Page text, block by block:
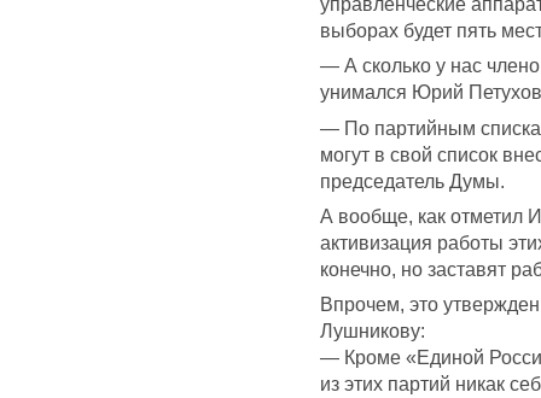
выборах будет пять
— А сколько у нас
унимался Юрий
— По партийным
могут в свой список
председатель Думы.
А вообще, как отметил
активизация работы
конечно, но заставят
Впрочем, это
Лушникову:
— Кроме «Единой
из этих партий никак